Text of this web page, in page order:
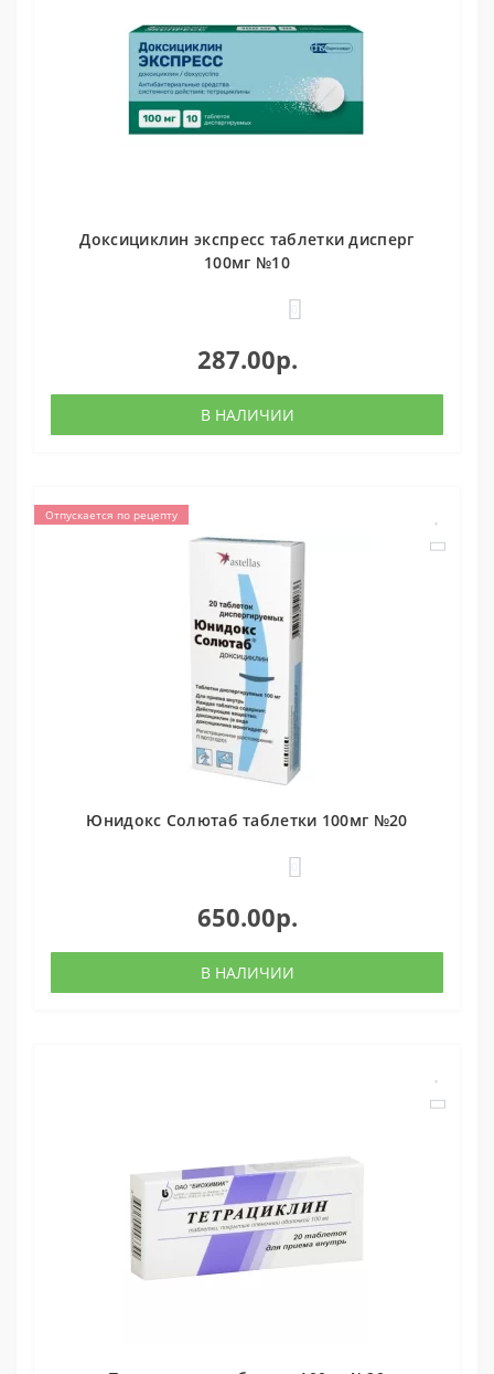
Доксициклин экспресс таблетки дисперг
100мг №10
287.00р.
В НАЛИЧИИ
Отпускается по рецепту
Юнидокс Солютаб таблетки 100мг №20
650.00р.
В НАЛИЧИИ